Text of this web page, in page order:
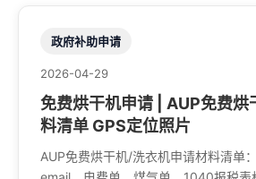
政府补助申请
2026-04-29
免费烘干机申请 | AUP免费烘
料清单 GPS定位照片
AUP免费烘干机/洗衣机申请材料清单